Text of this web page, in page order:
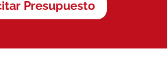
Presupuesto